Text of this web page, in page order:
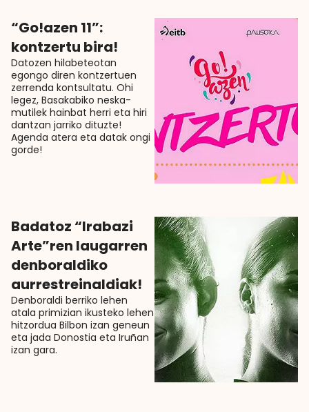
“Go!azen 11”:
kontzertu bira!
Datozen hilabeteotan
egongo diren kontzertuen
zerrenda kontsultatu. Ohi
legez, Basakabiko neska-
mutilek hainbat herri eta hiri
dantzan jarriko dituzte!
Agenda atera eta datak ongi
gorde!
Badatoz “Irabazi
Arte”ren laugarren
denboraldiko
aurrestreinaldiak!
Denboraldi berriko lehen
atala primizian ikusteko lehen
hitzordua Bilbon izan geneun
eta jada Donostia eta Iruñan
izan gara.